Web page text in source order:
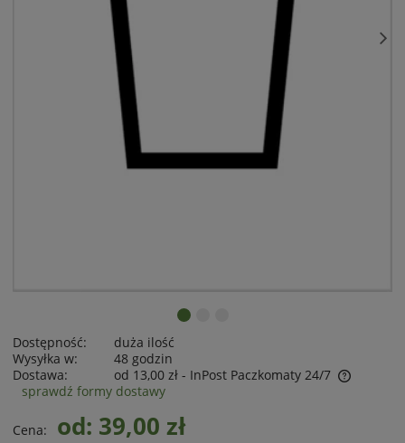
Dostępność:
duża ilość
Wysyłka w:
48 godzin
Dostawa:
od 13,00 zł - InPost Paczkomaty 24/7
sprawdź formy dostawy
Cena: od: 39,00 zł